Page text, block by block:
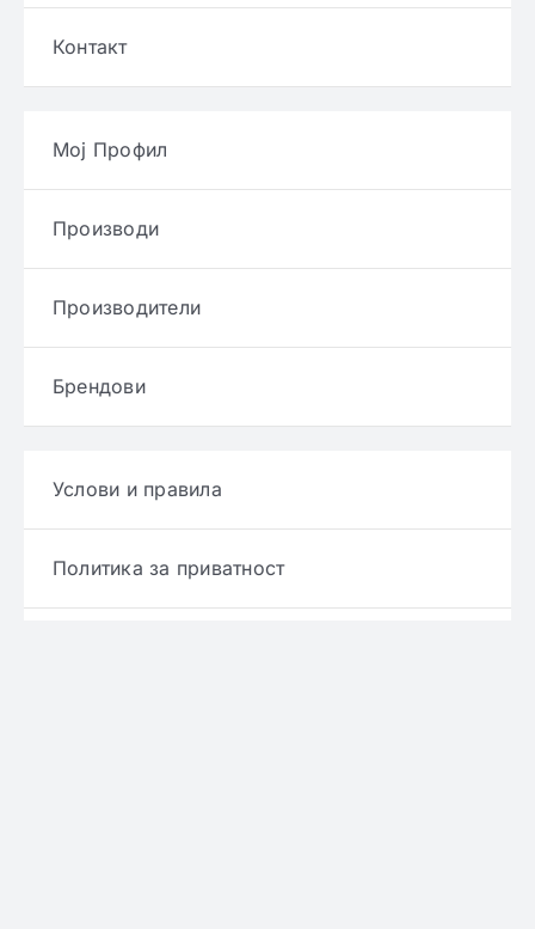
Контакт
Мој Профил
Производи
Производители
Брендови
Услови и правила
Политика за приватност